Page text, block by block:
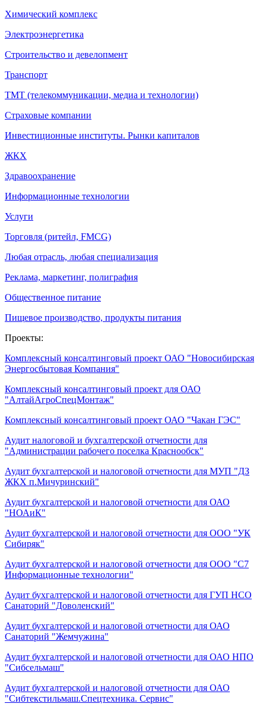
Химический комплекс
Электроэнергетика
Строительство и девелопмент
Транспорт
ТМТ (телекоммуникации, медиа и технологии)
Страховые компании
Инвестиционные институты. Рынки капиталов
ЖКХ
Здравоохранение
Информационные технологии
Услуги
Торговля (ритейл, FMCG)
Любая отрасль, любая специализация
Реклама, маркетинг, полиграфия
Общественное питание
Пищевое производство, продукты питания
Проекты:
Комплексный консалтинговый проект ОАО "Новосибирская
Энергосбытовая Компания"
Комплексный консалтинговый проект для ОАО
"АлтайАгроСпецМонтаж"
Комплексный консалтинговый проект ОАО "Чакан ГЭС"
Аудит налоговой и бухгалтерской отчетности для
"Администрации рабочего поселка Краснообск"
Аудит бухгалтерской и налоговой отчетности для МУП "ДЗ
ЖКХ п.Мичуринский"
Аудит бухгалтерской и налоговой отчетности для ОАО
"НОАиК"
Аудит бухгалтерской и налоговой отчетности для ООО "УК
Сибиряк"
Аудит бухгалтерской и налоговой отчетности для ООО "С7
Информационные технологии"
Аудит бухгалтерской и налоговой отчетности для ГУП НСО
Санаторий "Доволенский"
Аудит бухгалтерской и налоговой отчетности для ОАО
Санаторий "Жемчужина"
Аудит бухгалтерской и налоговой отчетности для ОАО НПО
"Сибсельмаш"
Аудит бухгалтерской и налоговой отчетности для ОАО
"Сибтекстильмаш.Спецтехника. Сервис"